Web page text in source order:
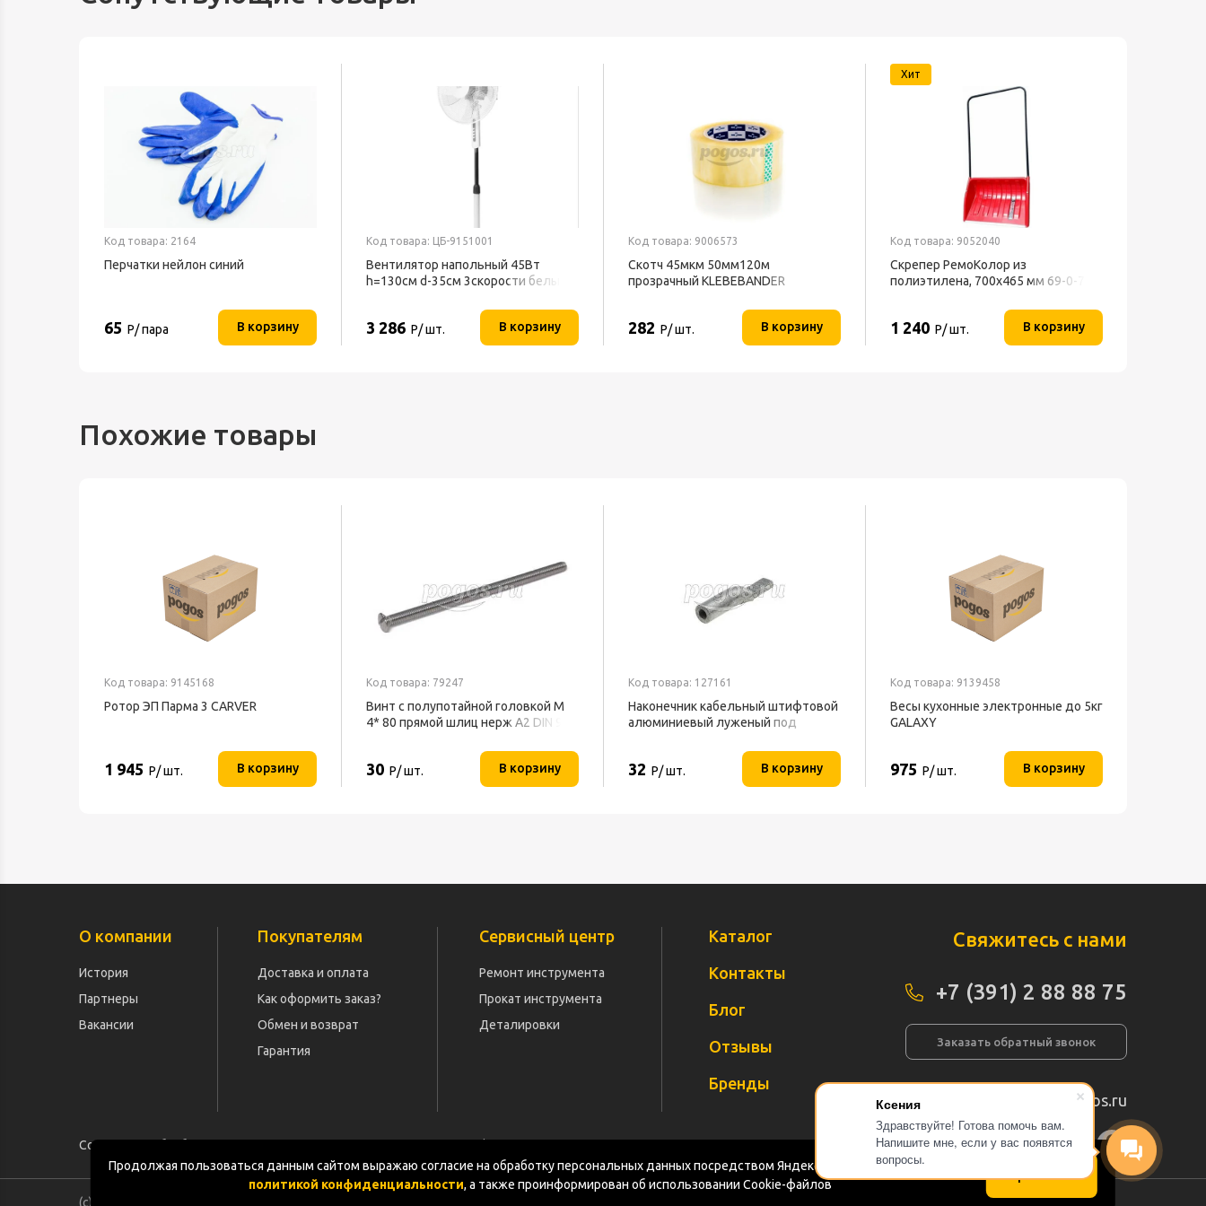
Ксения
Здравствуйте! Готова помочь вам.
Напишите мне, если у вас появятся
вопросы.
Код товара: 2164
Перчатки нейлон синий
65 Р/ пара В корзину
Код товара: ЦБ-9151001
Вентилятор напольный 45Вт
h=130см d-35см 3скорости белый
3 286 Р/ шт. В корзину
Код товара: 9006573
Скотч 45мкм 50мм120м
прозрачный KLEBEBANDER
282 Р/ шт. В корзину
Хит
Код товара: 9052040
Скрепер РемоКолор из
полиэтилена, 700x465 мм 69-0-700
1 240 Р/ шт. В корзину
Похожие товары
Код товара: 9145168
Ротор ЭП Парма 3 CARVER
1 945 Р/ шт. В корзину
Код товара: 79247
Винт c полупотайной головкой М
4* 80 прямой шлиц нерж А2 DIN 964
30 Р/ шт. В корзину
Код товара: 127161
Наконечник кабельный штифтовой
алюминиевый луженый под
32 Р/ шт. В корзину
Код товара: 9139458
Весы кухонные электронные до 5кг
GALAXY
975 Р/ шт. В корзину
Продолжая пользоваться данным сайтом выражаю согласие на обработку персональных данных посредством Яндекс.Метрика в соответствии
политикой конфиденциальности, а также проинформирован об использовании Cookie-файлов
Принимаю
О компании
История
Партнеры
Вакансии
Покупателям
Доставка и оплата
Как оформить заказ?
Обмен и возврат
Гарантия
Сервисный центр
Ремонт инструмента
Прокат инструмента
Деталировки
Каталог
Контакты
Блог
Отзывы
Бренды
Свяжитесь с нами
+7 (391) 2 88 88 75
Заказать обратный звонок
info@pogos.ru
Согласие на обработку персональных данных Политика конфиденциальности Документация Карта сайта
(с) «POGOS.ru» 2010-2026 (ИП Чивчян М.Р.)